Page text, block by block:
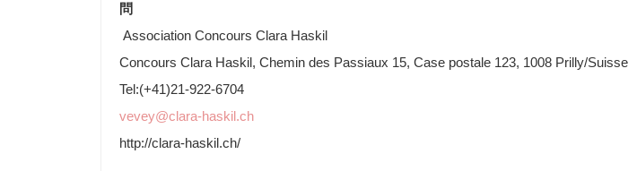
問
Association Concours Clara Haskil
Concours Clara Haskil, Chemin des Passiaux 15, Case postale 123, 1008 Prilly/Suisse
Tel:(+41)21-922-6704
vevey@clara-haskil.ch
http://clara-haskil.ch/